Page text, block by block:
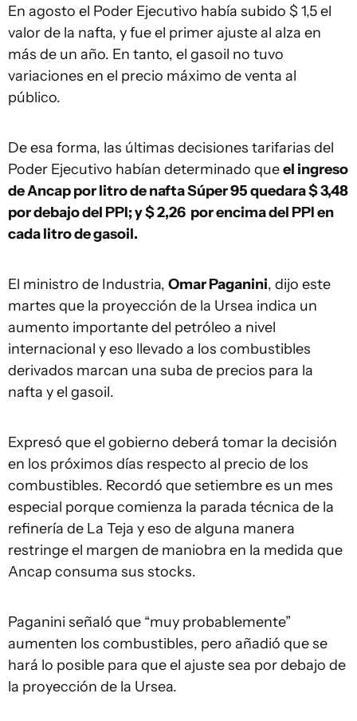
En agosto el Poder Ejecutivo había subido $ 1,5 el
valor de la nafta, y fue el primer ajuste al alza en
más de un año. En tanto, el gasoil no tuvo
variaciones en el precio máximo de venta al
público.
De esa forma, las últimas decisiones tarifarias del
Poder Ejecutivo habían determinado queel ingreso
de Ancap por litro de nafta Súper 95 quedara $ 3,48
por debajo del PPI; y $ 2,26 por encima del PPI en
cada litro de gasoil.
El ministro de Industria, Omar Paganini, dijo este
martes que la proyección de la Ursea indica un
aumento importante del petróleo a nivel
internacional y eso llevado a los combustibles
derivados marcan una suba de precios para la
nafta y el gasoil.
Expresó que el gobierno deberá tomar la decisión
en los próximos días respecto al precio de los
combustibles. Recordó que setiembre es un mes
especial porque comienza la parada técnica de la
refinería de La Teja y eso de alguna manera
restringe el margen de maniobra en la medida que
Ancap consuma sus stocks.
Paganini señaló que “muy probablemente”
aumenten los combustibles, pero añadió que se
hará lo posible para que el ajuste sea por debajo de
la proyección de la Ursea.